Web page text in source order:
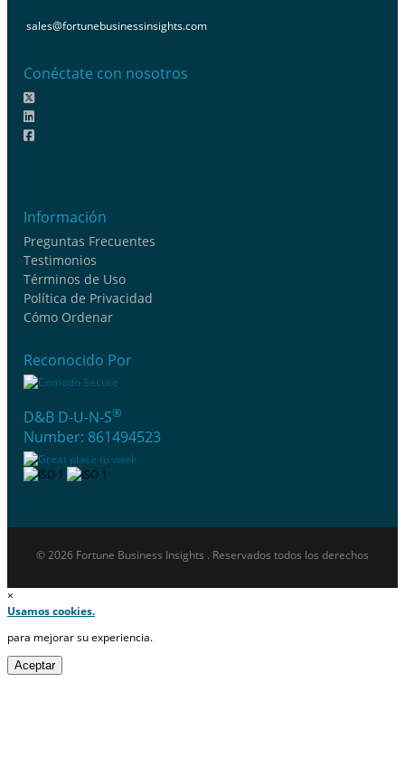
sales@fortunebusinessinsights.com
Conéctate con nosotros
Información
Preguntas Frecuentes
Testimonios
Términos de Uso
Política de Privacidad
Cómo Ordenar
Reconocido Por
D&B D-U-N-S®
Number: 861494523
© 2026 Fortune Business Insights . Reservados todos los derechos
×
Usamos cookies.
para mejorar su experiencia.
Aceptar